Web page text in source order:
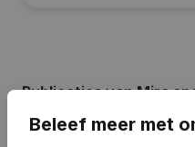
Publicatiesvan Mira
Beleef meer met